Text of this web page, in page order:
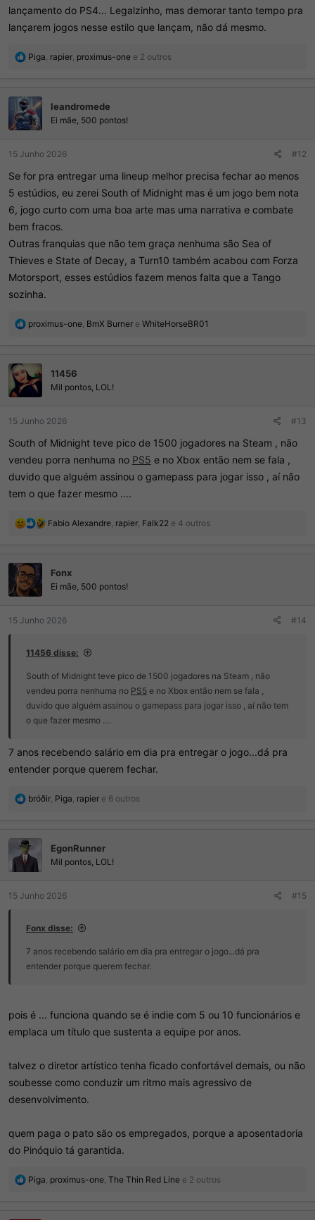
lançamento do PS4... Legalzinho, mas demorar tanto tempo pra
lançarem jogos nesse estilo que lançam, não dá mesmo.
R
õ
e
s
Piga rapier proximus-one e 2 outros
leandromede
Ei mãe, 500 pontos!
15 Junho 2026 #12
Se for pra entregar uma lineup melhor precisa fechar ao menos
5 estúdios, eu zerei South of Midnight mas é um jogo bem nota
6, jogo curto com uma boa arte mas uma narrativa e combate
bem fracos.
Outras franquias que não tem graça nenhuma são Sea of
Thieves e State of Decay, a Turn10 também acabou com Forza
Motorsport, esses estúdios fazem menos falta que a Tango
sozinha.
R
õ
e
s
proximus-one BmX Burner e WhiteHorseBR01
11456
Mil pontos, LOL!
15 Junho 2026 #13
South of Midnight teve pico de 1500 jogadores na Steam , não
vendeu porra nenhuma no PS5 e no Xbox então nem se fala ,
duvido que alguém assinou o gamepass para jogar isso , aí não
tem o que fazer mesmo ....
R
õ
e
Fabio Alexandre rapier Falk22 e 4 outros
Fonx
Ei mãe, 500 pontos!
15 Junho 2026 #14
11456 disse:
South of Midnight teve pico de 1500 jogadores na Steam , não
vendeu porra nenhuma no PS5 e no Xbox então nem se fala ,
duvido que alguém assinou o gamepass para jogar isso , aí não tem
o que fazer mesmo ....
7 anos recebendo salário em dia pra entregar o jogo...dá pra
entender porque querem fechar.
R
õ
s
bróðir Piga rapier e 6 outros
EgonRunner
Mil pontos, LOL!
15 Junho 2026 #15
Fonx disse:
7 anos recebendo salário em dia pra entregar o jogo...dá pra
entender porque querem fechar.
pois é ... funciona quando se é indie com 5 ou 10 funcionários e
emplaca um título que sustenta a equipe por anos.
talvez o diretor artístico tenha ficado confortável demais, ou não
soubesse como conduzir um ritmo mais agressivo de
desenvolvimento.
quem paga o pato são os empregados, porque a aposentadoria
do Pinóquio tá garantida.
R
Piga proximus-one The Thin Red Line e 2 outros